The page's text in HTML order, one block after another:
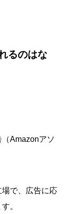
るのはな
Amazonアソ
で、広告に応
。